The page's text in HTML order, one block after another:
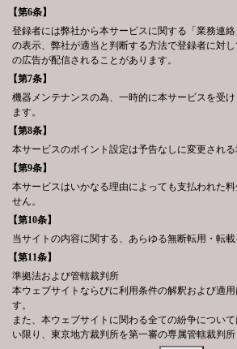
【第6条】
登録者には弊社から本サービスに関する「業務連
の表示、弊社が適当と判断する方法で登録者に対
の広告が配信されることがあります。
【第7条】
機器メンテナンスの為、一時的に本サービスを受
ます。
【第8条】
本サービスのポイント設定は予告なしに変更される
【第9条】
本サービスはいかなる理由によっても支払われた
せん。
【第10条】
当サイトの内容に関する、あらゆる無断転用・転載
【第11条】
準拠法および管轄裁判所
本ウェブサイトならびに利用条件の解釈および適
す。
また、本ウェブサイトに関わる全ての紛争につい
い限り、東京地方裁判所を第一審の専属管轄裁判所